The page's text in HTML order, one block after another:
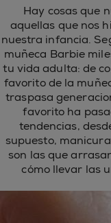
Hay cosas que
aquellas que nos
nuestra infancia.
muñeca Barbie
tu vida adulta: de
favorito de la
traspasa
favorito ha
tendencias,
supuesto,
son las que
cómo llevar las